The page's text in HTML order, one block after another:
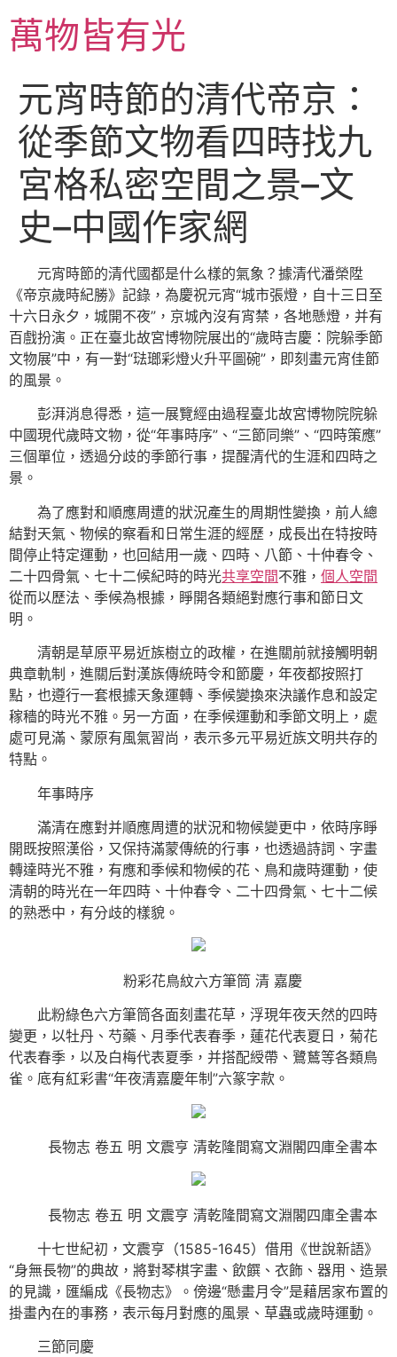
主萬物皆有光
元宵時節的清代帝京：
從季節文物看四時找九
宮格私密空間之景–文
史–中國作家網
元宵時節的清代國都是什么樣的氣象？據清代潘榮陞
《帝京歲時紀勝》記錄，為慶祝元宵“城市張燈，自十三日至
十六日永夕，城開不夜”，京城內沒有宵禁，各地懸燈，并有
百戲扮演。正在臺北故宮博物院展出的“歲時吉慶：院躲季節
文物展”中，有一對“琺瑯彩燈火升平圖碗”，即刻畫元宵佳節
的風景。
彭湃消息得悉，這一展覽經由過程臺北故宮博物院院躲
中國現代歲時文物，從“年事時序”、“三節同樂”、“四時策應”
三個單位，透過分歧的季節行事，提醒清代的生涯和四時之
景。
為了應對和順應周遭的狀況產生的周期性變換，前人總
結對天氣、物候的察看和日常生涯的經歷，成長出在特按時
間停止特定運動，也回結用一歲、四時、八節、十仲春令、
二十四骨氣、七十二候紀時的時光共享空間不雅， 個人空間
從而以歷法、季候為根據，睜開各類絕對應行事和節日文
明。
清朝是草原平易近族樹立的政權，在進關前就接觸明朝
典章軌制，進關后對漢族傳統時令和節慶，年夜都按照打
點，也遵行一套根據天象運轉、季候變換來決議作息和設定
稼穡的時光不雅。另一方面，在季候運動和季節文明上，處
處可見滿、蒙原有風氣習尚，表示多元平易近族文明共存的
特點。
年事時序
滿清在應對并順應周遭的狀況和物候變更中，依時序睜
開既按照漢俗，又保持滿蒙傳統的行事，也透過詩詞、字畫
轉達時光不雅，有應和季候和物候的花、鳥和歲時運動，使
清朝的時光在一年四時、十仲春令、二十四骨氣、七十二候
的熟悉中，有分歧的樣貌。
粉彩花鳥紋六方筆筒 清 嘉慶
此粉綠色六方筆筒各面刻畫花草，浮現年夜天然的四時
變更，以牡丹、芍藥、月季代表春季，蓮花代表夏日，菊花
代表春季，以及白梅代表夏季，并搭配綬帶、鷺鶿等各類鳥
雀。底有紅彩書“年夜清嘉慶年制”六篆字款。
長物志 卷五 明 文震亨 清乾隆間寫文淵閣四庫全書本
長物志 卷五 明 文震亨 清乾隆間寫文淵閣四庫全書本
十七世紀初，文震亨（1585-1645）借用《世說新語》
“身無長物”的典故，將對琴棋字畫、飲饌、衣飾、器用、造景
的見識，匯編成《長物志》。傍邊“懸畫月令”是藉居家布置的
掛畫內在的事務，表示每月對應的風景、草蟲或歲時運動。
三節同慶